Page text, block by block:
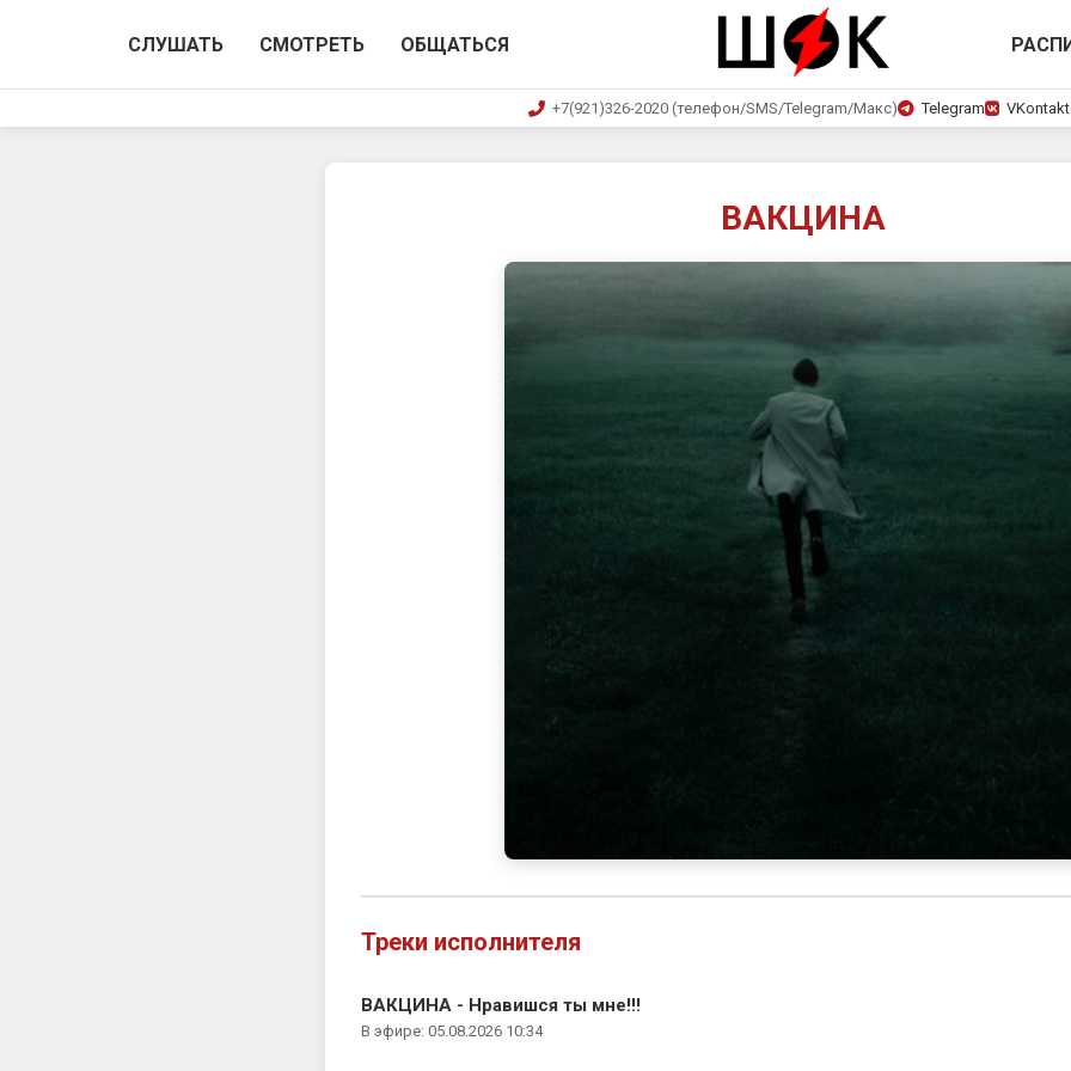
СЛУШАТЬ СМОТРЕТЬ ОБЩАТЬСЯ
+7(921)326-2020 (телефон/SMS/Telegram/Макс) Telegram
ВАКЦИНА
Треки исполнителя
ВАКЦИНА - Нравишся ты мне!!!
В эфире: 05.08.2026 10:34